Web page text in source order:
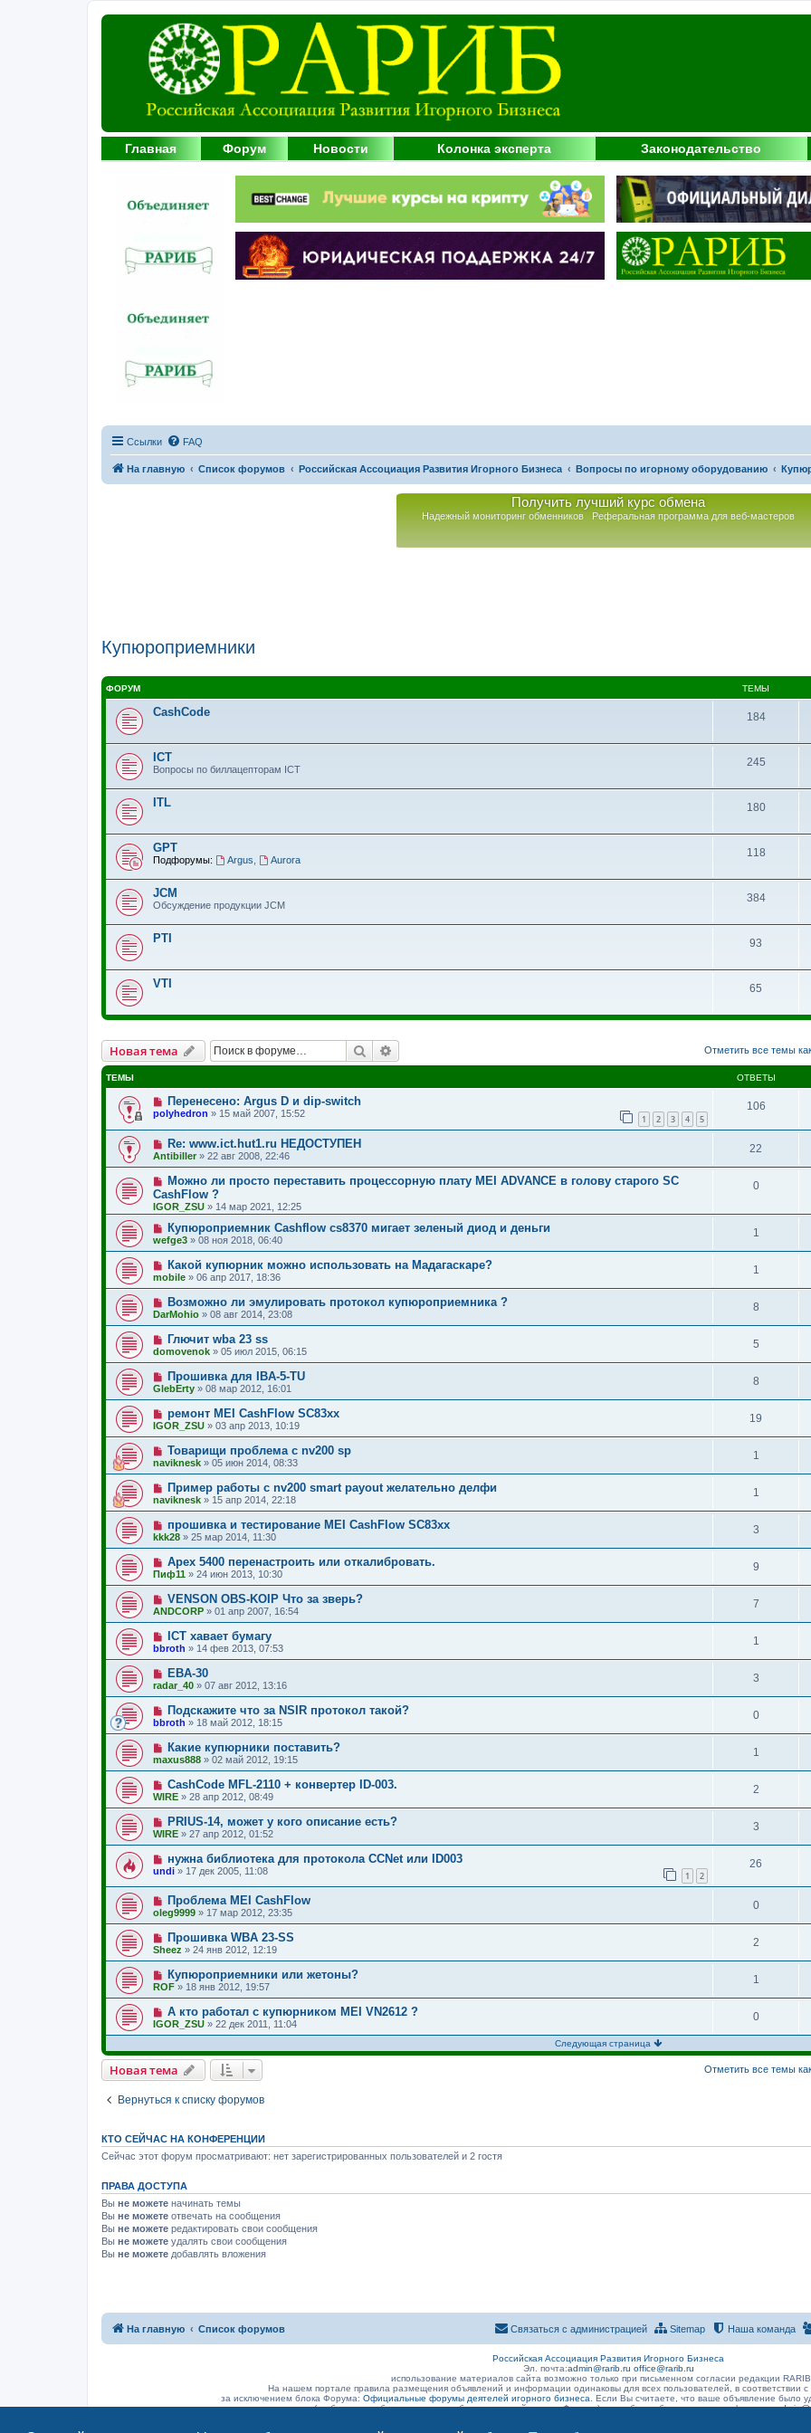
Главная Форум Новости Колонка эксперта Законодательство
Ссылки FAQ
На главную Список форумов Российская Ассоциация Развития Игорного Бизнеса Вопросы по игорному оборудованию
Получить лучший курс обмена
Надежный мониторинг обменников Реферальная программа для веб-мастеров
Купюроприемники
ФОРУМ ТЕМЫ
CashCode 184
ICT
Вопросы по биллацепторам ICT
245
ITL 180
GPT
Подфорумы: Argus Aurora
118
JCM
Обсуждение продукции JCM
384
PTI 93
VTI 65
Новая тема Поиск Отметить все темы
ТЕМЫ ОТВЕТЫ
Перенесено: Argus D и dip-switch
polyhedron » 15 май 2007, 15:52 1 2 3 4 5
106
Re: www.ict.hut1.ru НЕДОСТУПЕН
Antibiller » 22 авг 2008, 22:46
22
Можно ли просто переставить процессорную плату MEI ADVANCE в голову старого SC
CashFlow ?
IGOR_ZSU » 14 мар 2021, 12:25
0
Купюроприемник Cashflow cs8370 мигает зеленый диод и деньги
wefge3 » 08 ноя 2018, 06:40
1
Какой купюрник можно использовать на Мадагаскаре?
mobile » 06 апр 2017, 18:36
1
Возможно ли эмулировать протокол купюроприемника ?
DarMohio » 08 авг 2014, 23:08
8
Глючит wba 23 ss
domovenok » 05 июл 2015, 06:15
5
Прошивка для IBA-5-TU
GlebErty » 08 мар 2012, 16:01
8
ремонт MEI CashFlow SC83xx
IGOR_ZSU » 03 апр 2013, 10:19
19
Товарищи проблема с nv200 sp
naviknesk » 05 июн 2014, 08:33
1
Пример работы с nv200 smart payout желательно делфи
naviknesk » 15 апр 2014, 22:18
1
прошивка и тестирование MEI CashFlow SC83xx
kkk28 » 25 мар 2014, 11:30
3
Арех 5400 перенастроить или откалибровать.
Пиф11 » 24 июн 2013, 10:30
9
VENSON OBS-KOIP Что за зверь?
ANDCORP » 01 апр 2007, 16:54
7
ICT хавает бумагу
bbroth » 14 фев 2013, 07:53
1
EBA-30
radar_40 » 07 авг 2012, 13:16
3
Подскажите что за NSIR протокол такой?
bbroth » 18 май 2012, 18:15
0
Какие купюрники поставить?
maxus888 » 02 май 2012, 19:15
1
CashCode MFL-2110 + конвертер ID-003.
WIRE » 28 апр 2012, 08:49
2
PRIUS-14, может у кого описание есть?
WIRE » 27 апр 2012, 01:52
3
нужна библиотека для протокола CCNet или ID003
undi » 17 дек 2005, 11:08 1 2
26
Проблема MEI CashFlow
oleg9999 » 17 мар 2012, 23:35
0
Прошивка WBA 23-SS
Sheez » 24 янв 2012, 12:19
2
Купюроприемники или жетоны?
ROF » 18 янв 2012, 19:57
1
А кто работал с купюрником MEI VN2612 ?
IGOR_ZSU » 22 дек 2011, 11:04
0
Следующая страница
Новая тема Отметить все темы
Вернуться к списку форумов
КТО СЕЙЧАС НА КОНФЕРЕНЦИИ
Сейчас этот форум просматривают: нет зарегистрированных пользователей и 2 гостя
ПРАВА ДОСТУПА
Вы не можете начинать темы
Вы не можете отвечать на сообщения
Вы не можете редактировать свои сообщения
Вы не можете удалять свои сообщения
Вы не можете добавлять вложения
На главную Список форумов Наша команда
Sitemap
Связаться с администрацией
Российская Ассоциация Развития Игорного Бизнеса
Эл. почта:admin@rarib.ru office@rarib.ru
использование материалов сайта возможно только при письменном согласии редакции
На нашем портале правила размещения объявлений и информации одинаковы для всех пользователей, в соответствии
за исключением блока Форума: Официальные форумы деятелей игорного бизнеса. Если Вы считаете, что ваше объявление было
(а объявление было размещено без нарушений правил Форума) , просьба сообщить о данном факте на